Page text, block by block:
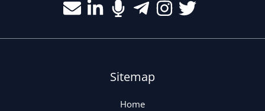
Sitemap
Home